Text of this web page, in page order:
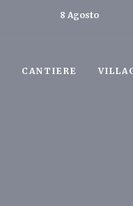
8 Agosto
CANTIERE